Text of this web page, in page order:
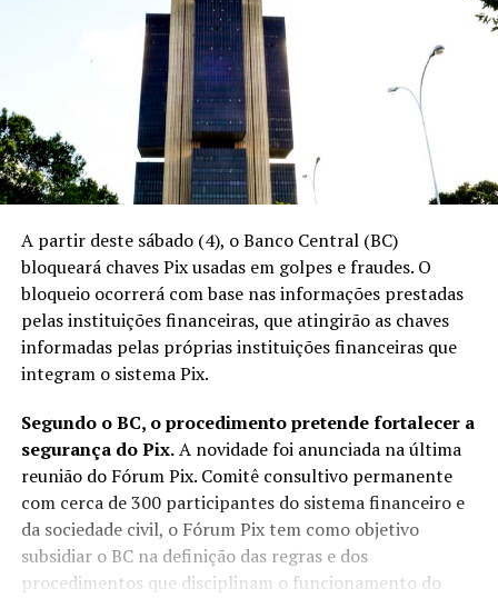
A partir deste sábado (4), o Banco Central (BC)
bloqueará chaves Pix usadas em golpes e fraudes. O
bloqueio ocorrerá com base nas informações prestadas
pelas instituições financeiras, que atingirão as chaves
informadas pelas próprias instituições financeiras que
integram o sistema Pix.
Segundo o BC, o procedimento pretende fortalecer a
segurança do Pix.A novidade foi anunciada na última
reunião do Fórum Pix. Comitê consultivo permanente
com cerca de 300 participantes do sistema financeiro e
da sociedade civil, o Fórum Pix tem como objetivo
subsidiar o BC na definição das regras e dos
procedimentos que disciplinam o funcionamento do